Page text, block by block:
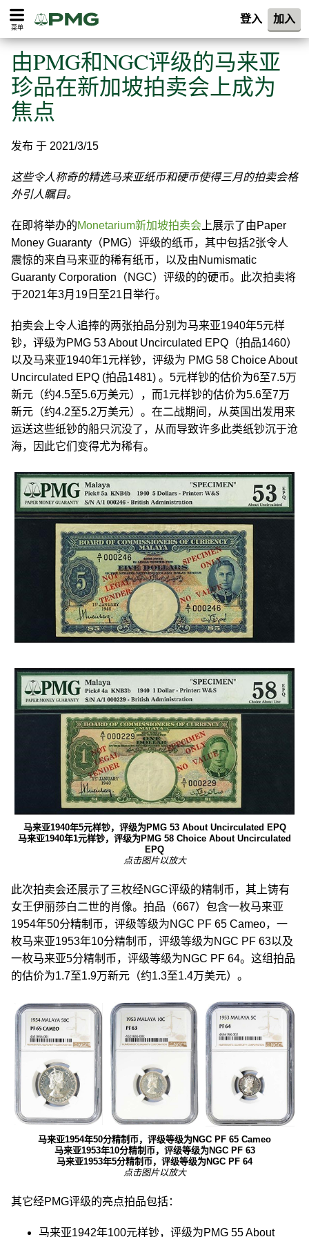
菜单
登入 加入
由PMG和NGC评级的马来亚
珍品在新加坡拍卖会上成为
焦点
发布 于 2021/3/15
这些令人称奇的精选马来亚纸币和硬币使得三月的拍卖会格
外引人瞩目。
在即将举办的Monetarium新加坡拍卖会 上展示了由Paper
Money Guaranty（PMG）评级的纸币，其中包括2张令人
震惊的来自马来亚的稀有纸币，以及由Numismatic
Guaranty Corporation（NGC）评级的的硬币。此次拍卖将
于2021年3月19日至21日举行。
拍卖会上令人追捧的两张拍品分别为马来亚1940年5元样
钞，评级为PMG 53 About Uncirculated EPQ（拍品1460）
以及马来亚1940年1元样钞，评级为 PMG 58 Choice About
Uncirculated EPQ (拍品1481) 。5元样钞的估价为6至7.5万
新元（约4.5至5.6万美元），而1元样钞的估价为5.6至7万
新元（约4.2至5.2万美元）。在二战期间，从英国出发用来
运送这些纸钞的船只沉没了，从而导致许多此类纸钞沉于沧
海，因此它们变得尤为稀有。
马来亚1940年5元样钞，评级为PMG 53 About Uncirculated EPQ
马来亚1940年1元样钞，评级为PMG 58 Choice About Uncirculated
EPQ
点击图片以放大
此次拍卖会还展示了三枚经NGC评级的精制币，其上铸有
女王伊丽莎白二世的肖像。拍品（667）包含一枚马来亚
1954年50分精制币，评级等级为NGC PF 65 Cameo，一
枚马来亚1953年10分精制币，评级等级为NGC PF 63以及
一枚马来亚5分精制币，评级等级为NGC PF 64。这组拍品
的估价为1.7至1.9万新元（约1.3至1.4万美元）。
马来亚1954年50分精制币，评级等级为NGC PF 65 Cameo
马来亚1953年10分精制币，评级等级为NGC PF 63
马来亚1953年5分精制币，评级等级为NGC PF 64
点击图片以放大
其它经PMG评级的亮点拍品包括：
马来亚1942年100元样钞，评级为PMG 55 About